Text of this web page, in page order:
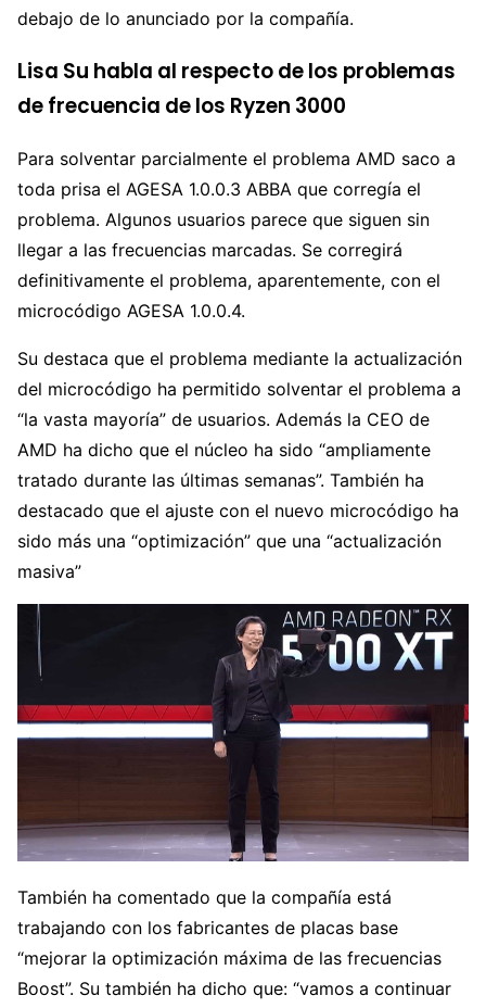
debajo de lo anunciado por la compañía.
Lisa Su habla al respecto de los problemas
de frecuencia de los Ryzen 3000
Para solventar parcialmente el problema AMD saco a
toda prisa el AGESA 1.0.0.3 ABBA que corregía el
problema. Algunos usuarios parece que siguen sin
llegar a las frecuencias marcadas. Se corregirá
definitivamente el problema, aparentemente, con el
microcódigo AGESA 1.0.0.4.
Su destaca que el problema mediante la actualización
del microcódigo ha permitido solventar el problema a
“la vasta mayoría” de usuarios. Además la CEO de
AMD ha dicho que el núcleo ha sido “ampliamente
tratado durante las últimas semanas”. También ha
destacado que el ajuste con el nuevo microcódigo ha
sido más una “optimización” que una “actualización
masiva”
También ha comentado que la compañía está
trabajando con los fabricantes de placas base
“mejorar la optimización máxima de las frecuencias
Boost”. Su también ha dicho que: “vamos a continuar